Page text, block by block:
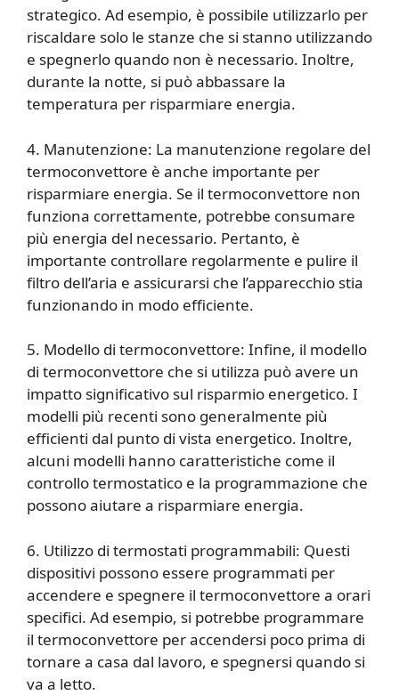
strategico. Ad esempio, è possibile utilizzarlo per
riscaldare solo le stanze che si stanno utilizzando
e spegnerlo quando non è necessario. Inoltre,
durante la notte, si può abbassare la
temperatura per risparmiare energia.
4. Manutenzione: La manutenzione regolare del
termoconvettore è anche importante per
risparmiare energia. Se il termoconvettore non
funziona correttamente, potrebbe consumare
più energia del necessario. Pertanto, è
importante controllare regolarmente e pulire il
filtro dell’aria e assicurarsi che l’apparecchio stia
funzionando in modo efficiente.
5. Modello di termoconvettore: Infine, il modello
di termoconvettore che si utilizza può avere un
impatto significativo sul risparmio energetico. I
modelli più recenti sono generalmente più
efficienti dal punto di vista energetico. Inoltre,
alcuni modelli hanno caratteristiche come il
controllo termostatico e la programmazione che
possono aiutare a risparmiare energia.
6. Utilizzo di termostati programmabili: Questi
dispositivi possono essere programmati per
accendere e spegnere il termoconvettore a orari
specifici. Ad esempio, si potrebbe programmare
il termoconvettore per accendersi poco prima di
tornare a casa dal lavoro, e spegnersi quando si
va a letto.